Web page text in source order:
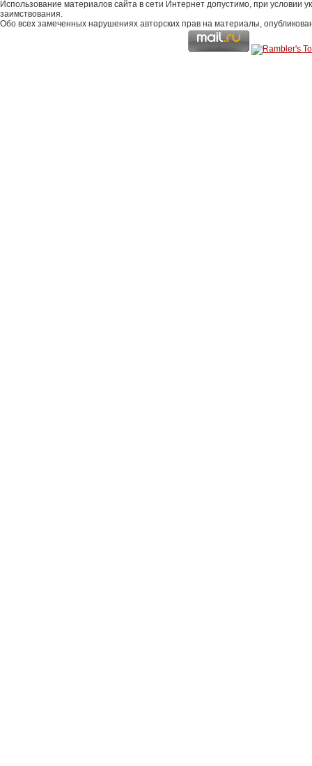
Использование материалов сайта в сети Интернет допустимо, при условии
заимствования.
Обо всех замеченных нарушениях авторских прав на материалы,